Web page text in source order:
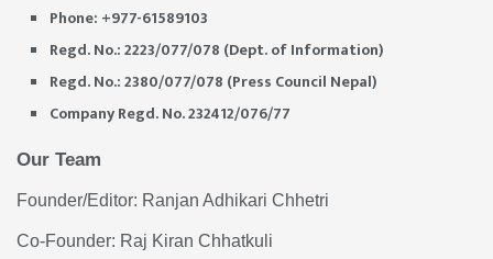
Phone: +977-61589103
Regd. No.: 2223/077/078 (Dept. of Information)
Regd. No.: 2380/077/078 (Press Council Nepal)
Company Regd. No. 232412/076/77
Our Team
Founder/Editor: Ranjan Adhikari Chhetri
Co-Founder: Raj Kiran Chhatkuli